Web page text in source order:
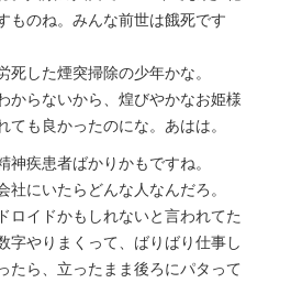
ものね。みんな前世は餓死です
死した煙突掃除の少年かな。
からないから、煌びやかなお姫様
ても良かったのにな。あはは。
神疾患者ばかりかもですね。
社にいたらどんな人なんだろ。
ロイドかもしれないと言われてた
字やりまくって、ばりばり仕事し
たら、立ったまま後ろにパタって